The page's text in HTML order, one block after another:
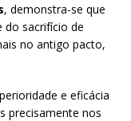
, demonstra-se que
do sacrifício de
no antigo pacto,
e eficácia
precisamente nos